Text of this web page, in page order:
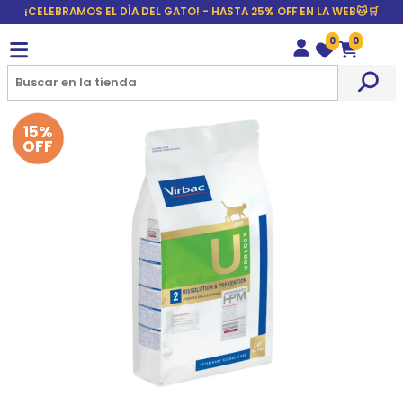
¡CELEBRAMOS EL DÍA DEL GATO! - HASTA 25% OFF EN LA WEB🐱🛒
Wishlist
0
Carrito
0
15%
OFF